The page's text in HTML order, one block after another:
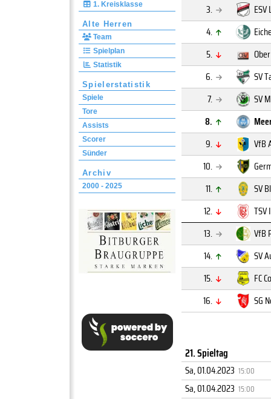
1. Kreisklasse
Alte Herren
Team
Spielplan
Statistik
Spielerstatistik
Spiele
Tore
Assists
Scorer
Sünder
Archiv
2000 - 2025
3.
4.
5.
6.
SV
7.
SV
8.
9.
VfB
10.
11.
SV
12.
TSV
13.
VfB
14.
SV
15.
FC
16.
SG
21. Spieltag
Sa, 01.04.2023 15:00
Sa, 01.04.2023 15:00